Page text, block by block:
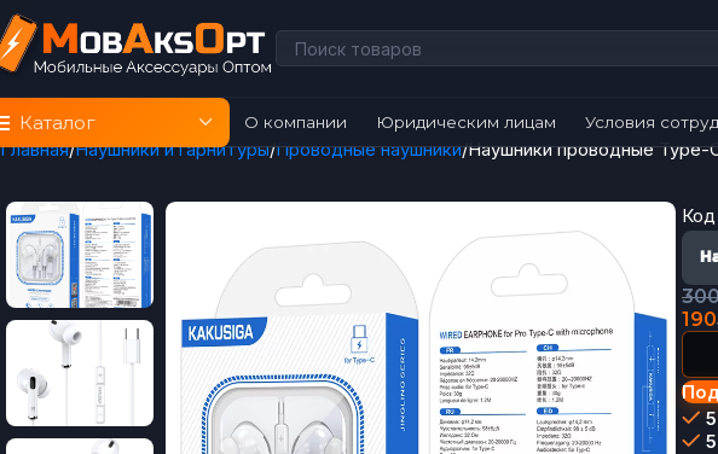
Каталог О компании Юридическим лицам Условия
Главная Наушники и гарнитуры Проводные наушники Наушники проводные Type-
190